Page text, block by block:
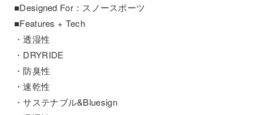
■Designed For：スノースポーツ
■Features + Tech
・透湿性
・DRYRIDE
・防臭性
・速乾性
・サステナブル&Bluesign